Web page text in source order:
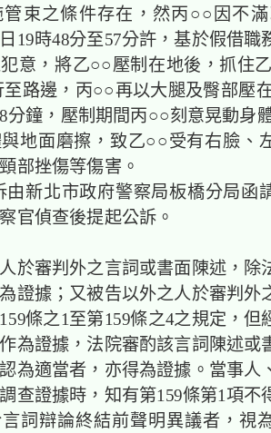
管束之條件存在，然丙○○因不
19時48分至57分許，基於假借職
意，將乙○○壓制在地後，抓住
路邊，丙○○再以大腿及臀部壓
分鐘，壓制期間丙○○刻意晃動身
地面磨擦，致乙○○受有右臉、
部挫傷等傷害。
由新北市政府警察局板橋分局函
官偵查後提起公訴。
於審判外之言詞或書面陳述，除
證據；又被告以外之人於審判外
條之1至第159條之4之規定，但
為證據，法院審酌該言詞陳述或
為適當者，亦得為證據。當事人
查證據時，知有第159條第1項不
詞辯論終結前聲明異議者，視